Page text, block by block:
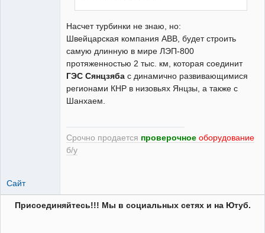
Насчет турбинки не знаю, но:
Швейцарская компания АВВ, будет строить
самую длинную в мире ЛЭП-800
протяженностью 2 тыс. км, которая соединит
ГЭС Сянцзяба с динамично развивающимися
регионами КНР в низовьях Янцзы, а также с
Шанхаем.
Срочно продается проверочное оборудование
б/у
Сайт
Присоединяйтесь!!! Мы в социальных сетях и на Ютуб.